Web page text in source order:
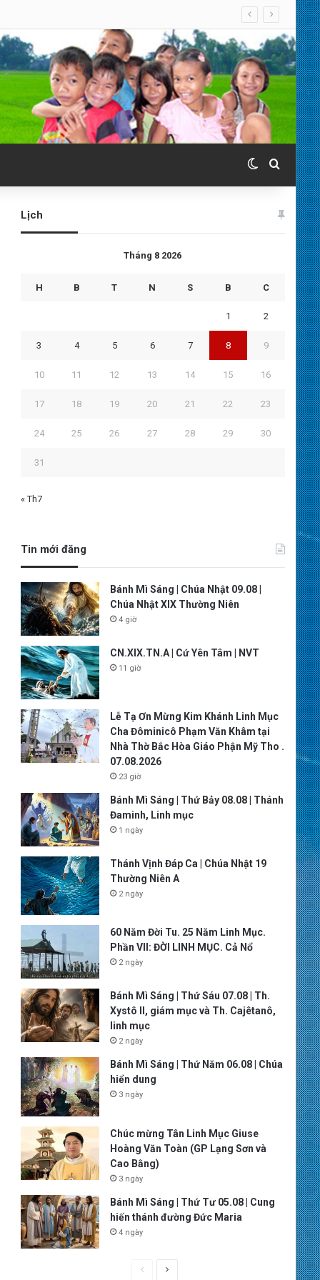
Switch skin
Search
Lịch
Tháng 8 2026
H B T N S B C
1 2
3 4 5 6 7 8 9
10 11 12 13 14 15 16
17 18 19 20 21 22 23
24 25 26 27 28 29 30
31
« Th7
Tin mới đăng
Bánh Mì Sáng | Chúa Nhật 09.08 |
Chúa Nhật XIX Thường Niên
4 giờ
CN.XIX.TN.A | Cứ Yên Tâm | NVT
11 giờ
Lễ Tạ Ơn Mừng Kim Khánh Linh Mục
Cha Đôminicô Phạm Văn Khâm tại
Nhà Thờ Bắc Hòa Giáo Phận Mỹ Tho .
07.08.2026
23 giờ
Bánh Mì Sáng | Thứ Bảy 08.08 | Thánh
Đaminh, Linh mục
1 ngày
Thánh Vịnh Đáp Ca | Chúa Nhật 19
Thường Niên A
2 ngày
60 Năm Đời Tu. 25 Năm Linh Mục.
Phần VII: ĐỜI LINH MỤC. Cả Nổ
2 ngày
Bánh Mì Sáng | Thứ Sáu 07.08 | Th.
Xystô II, giám mục và Th. Cajêtanô,
linh mục
2 ngày
Bánh Mì Sáng | Thứ Năm 06.08 | Chúa
hiển dung
3 ngày
Chúc mừng Tân Linh Mục Giuse
Hoàng Văn Toàn (GP Lạng Sơn và
Cao Bằng)
3 ngày
Bánh Mì Sáng | Thứ Tư 05.08 | Cung
hiến thánh đường Đức Maria
4 ngày